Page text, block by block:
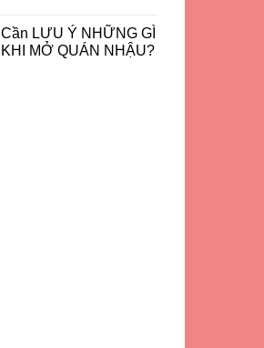
Cần LƯU Ý NHỮNG GÌ
KHI MỞ QUÁN NHẬU?